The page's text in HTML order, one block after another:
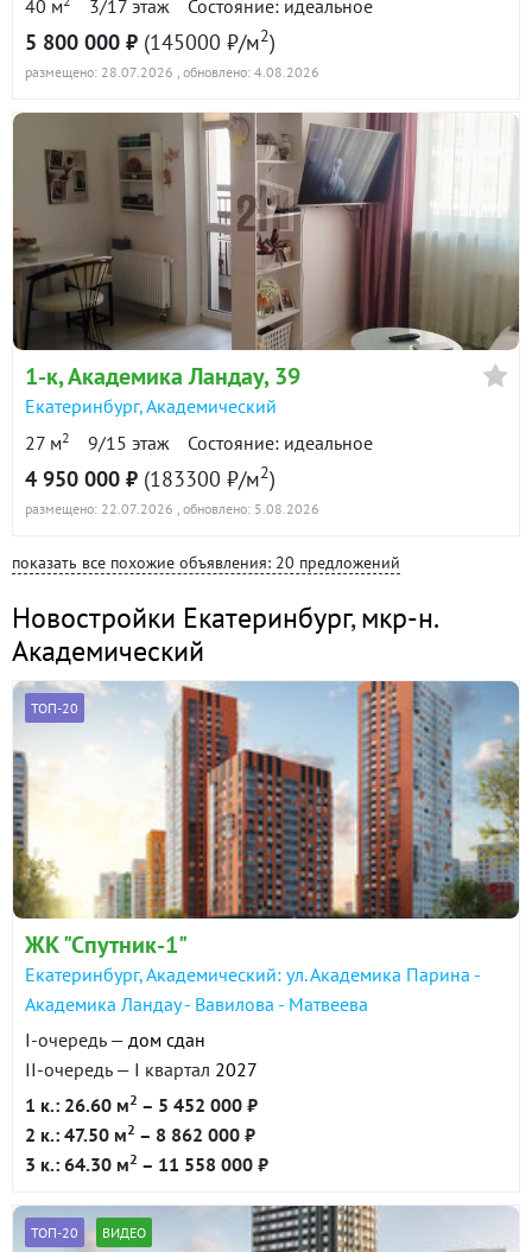
40 м 3/17 этаж Состояние: идеальное
5 800 000 ₽ (145000 ₽/м2)
размещено: 28.07.2026 , обновлено: 4.08.2026
1-к, Академика Ландау, 39
Екатеринбург,Академический
27 м2 9/15 этаж Состояние: идеальное
4 950 000 ₽ (183300 ₽/м2)
размещено: 22.07.2026 , обновлено: 5.08.2026
показать все похожие объявления: 20 предложений
Новостройки Екатеринбург,мкр-н.
Академический
ТОП-20
ЖК "Спутник-1"
Екатеринбург, Академический: ул. Академика Парина -
Академика Ландау - Вавилова - Матвеева
I-очередь — дом сдан
II-очередь — I квартал 2027
1 к.: 26.60 м2 – 5 452 000 ₽
2 к.: 47.50 м2 – 8 862 000 ₽
3 к.: 64.30 м2 – 11 558 000 ₽
ТОП-20 ВИДЕО